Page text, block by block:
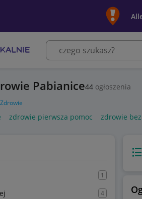
Pabianice44 ogłoszenia
Zdrowie
zdrowie pierwsza pomoc zdrowie
1
4